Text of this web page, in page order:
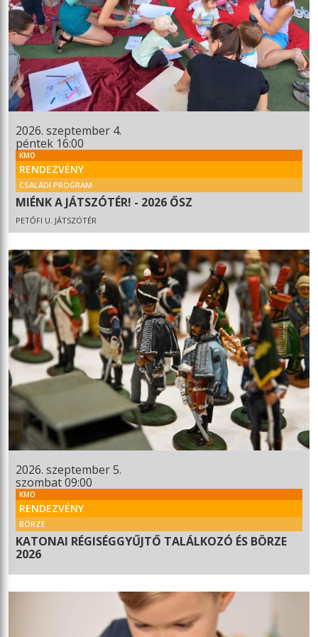
2026. szeptember 4.
péntek 16:00
KMO
RENDEZVÉNY
CSALÁDI PROGRAM
MIÉNK A JÁTSZÓTÉR! - 2026 ŐSZ
PETŐFI U. JÁTSZÓTÉR
2026. szeptember 5.
szombat 09:00
KMO
RENDEZVÉNY
BÖRZE
KATONAI RÉGISÉGGYŰJTŐ TALÁLKOZÓ ÉS BÖRZE
2026